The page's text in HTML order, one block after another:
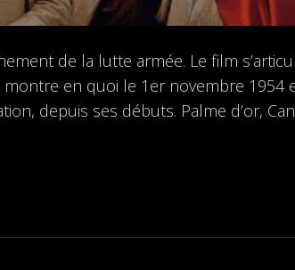
de la lutte armée. Le film
en quoi le 1er novembre 1954
depuis ses débuts. Palme d’or,